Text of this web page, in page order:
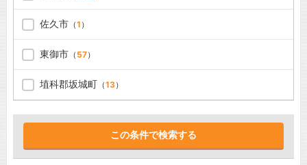
佐久市（1 ）
東御市（ 57）
埴科郡坂城町 （13）